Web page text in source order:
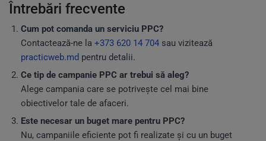
Întrebări frecvente
Cum pot comanda un serviciu PPC?
Contactează-ne la +373 620 14 704 sau vizitează
practicweb.md pentru detalii.
Ce tip de campanie PPC ar trebui să aleg?
Alege campania care se potrivește cel mai bine
obiectivelor tale de afaceri.
Este necesar un buget mare pentru PPC?
Nu, campaniile eficiente pot fi realizate și cu un buget